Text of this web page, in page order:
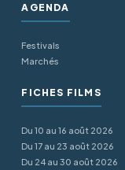
AGENDA
Festivals
Marchés
FICHES FILMS
Du 10 au 16 août 2026
Du 17 au 23 août 2026
Du 24 au 30 août 2026